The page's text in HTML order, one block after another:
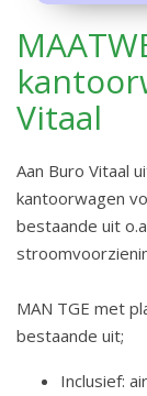
Vitaal
Aan Buro Vitaal
kantoorwagen
bestaande uit
MAN TGE met
bestaande uit;
Inclusief: